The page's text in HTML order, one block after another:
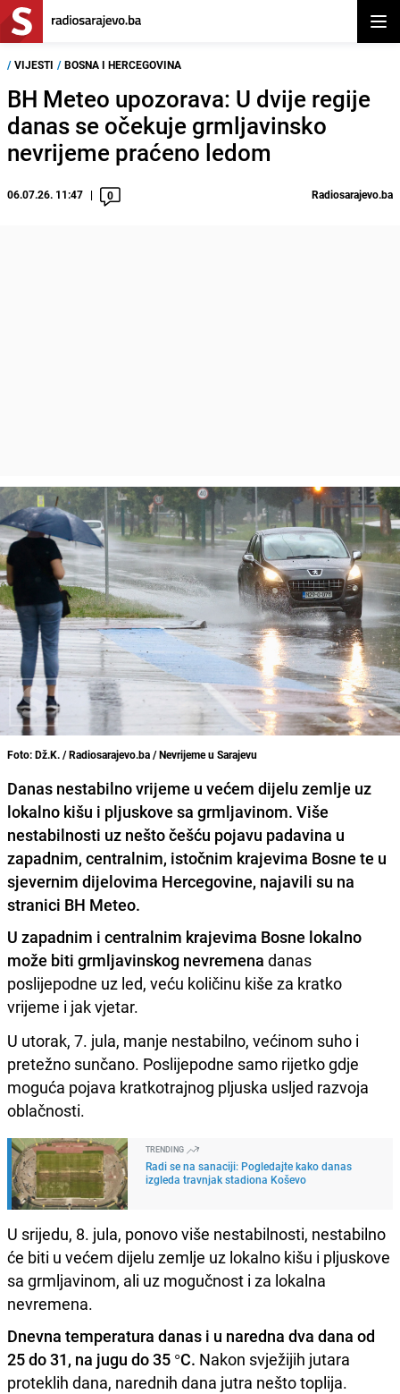
/ VIJESTI / BOSNA I HERCEGOVINA
BH Meteo upozorava: U dvije regije
danas se očekuje grmljavinsko
nevrijeme praćeno ledom
06.07.26. 11:47 0 Radiosarajevo.ba
Foto: Dž.K. / Radiosarajevo.ba / Nevrijeme u Sarajevu
Danas nestabilno vrijeme u većem dijelu zemlje uz
lokalno kišu i pljuskove sa grmljavinom. Više
nestabilnosti uz nešto češću pojavu padavina u
zapadnim, centralnim, istočnim krajevima Bosne te u
sjevernim dijelovima Hercegovine, najavili su na
stranici BH Meteo.
U zapadnim i centralnim krajevima Bosne lokalno
može biti grmljavinskog nevremena danas
poslijepodne uz led, veću količinu kiše za kratko
vrijeme i jak vjetar.
U utorak, 7. jula, manje nestabilno, većinom suho i
pretežno sunčano. Poslijepodne samo rijetko gdje
moguća pojava kratkotrajnog pljuska usljed razvoja
oblačnosti.
TRENDING
Radi se na sanaciji: Pogledajte kako danas
izgleda travnjak stadiona Koševo
U srijedu, 8. jula, ponovo više nestabilnosti, nestabilno
će biti u većem dijelu zemlje uz lokalno kišu i pljuskove
sa grmljavinom, ali uz mogučnost i za lokalna
nevremena.
Dnevna temperatura danas i u naredna dva dana od
25 do 31, na jugu do 35 °C. Nakon svježijih jutara
proteklih dana, narednih dana jutra nešto toplija.